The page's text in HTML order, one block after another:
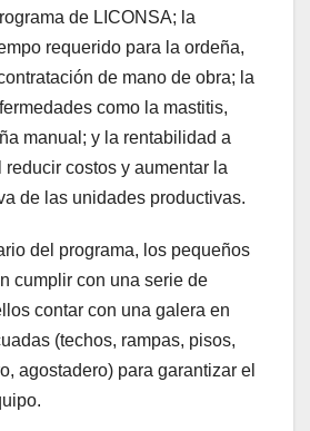
de LICONSA; la
requerido para la ordeña,
de mano de obra; la
como la mastitis,
manual; y la rentabilidad a
costos y aumentar la
de las unidades productivas.
del programa, los pequeños
cumplir con una serie de
contar con una galera en
(techos, rampas, pisos,
agostadero) para garantizar el